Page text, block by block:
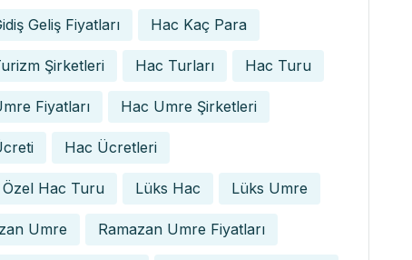
Geliş Fiyatları Hac Kaç Para
Şirketleri Hac Turları Hac Turu
Fiyatları Hac Umre Şirketleri
Hac Ücretleri
Özel Hac Turu Lüks Hac Lüks Umre
Umre Ramazan Umre Fiyatları